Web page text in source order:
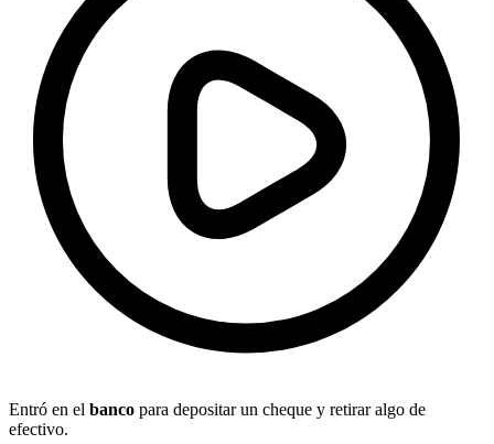
Entró en el banco para depositar un cheque y retirar algo de
efectivo.